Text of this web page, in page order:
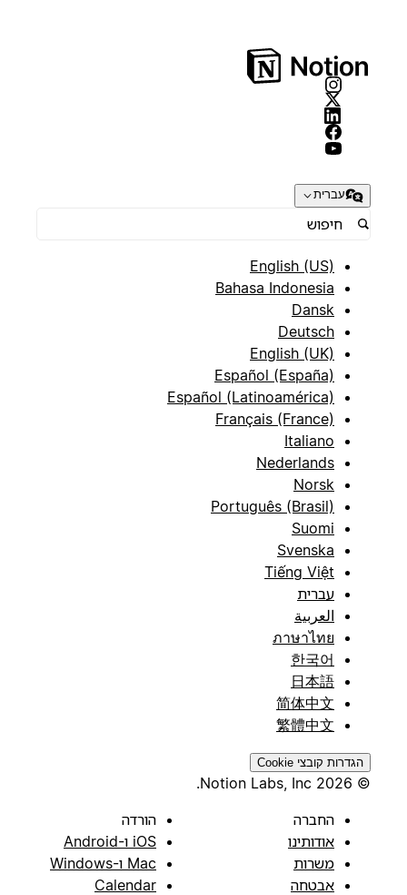
עברית
English (US)
Bahasa Indonesia
Dansk
Deutsch
English (UK)
Español (España)
Español (Latinoamérica)
Français (France)
Italiano
Nederlands
Norsk
Português (Brasil)
Suomi
Svenska
Tiếng Việt
עברית
العربية
ภาษาไทย
한국어
日本語
简体中文
繁體中文
הגדרות קובצי Cookie
© 2026 Notion Labs, Inc.
החברה
אודותינו
משרות
אבטחה
הורדה
iOS ו-Android
Mac ו-Windows
Calendar